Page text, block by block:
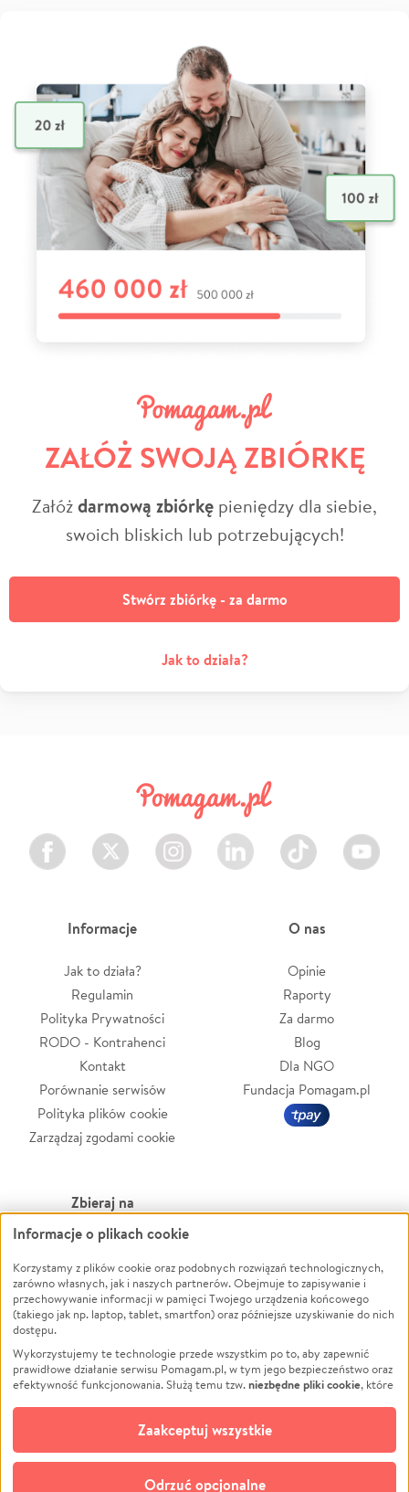
ZAŁÓŻ SWOJĄ ZBIÓRKĘ
Załóżdarmową zbiórkę pieniędzy dla siebie,
swoich bliskich lub potrzebujących!
Stwórz zbiórkę - za darmo
Jak to działa?
Facebook Twitter Instagram LinkedIn TikTok Youtube
Informacje
Jak to działa?
Regulamin
Polityka Prywatności
RODO - Kontrahenci
Kontakt
Porównanie serwisów
Polityka plików cookie
Zarządzaj zgodami cookie
O nas
Opinie
Raporty
Za darmo
Blog
Dla NGO
Fundacja Pomagam.pl
Zbieraj na
Leczenie
Zwierzęta
Pożar
Ukraina
Pomoc Finansowa
Projekty
Pogrzeb
Społeczność lokalna
Kultura
Powódź
Wichura
NGO
Edukacja
Podróż
Impreza
Ochrona środowiska
Biznes
Informacje o plikach cookie
Korzystamy z plików cookie oraz podobnych rozwiązań technologicznych,
zarówno własnych, jak i naszych partnerów. Obejmuje to zapisywanie i
przechowywanie informacji w pamięci Twojego urządzenia końcowego
(takiego jak np. laptop, tablet, smartfon) oraz późniejsze uzyskiwanie do nich
dostępu.
Wykorzystujemy te technologie przede wszystkim po to, aby zapewnić
prawidłowe działanie serwisu Pomagam.pl, w tym jego bezpieczeństwo oraz
efektywność funkcjonowania. Służą temu tzw.niezbędne pliki cookie, które
opcjonalnych plików cookie
technologii do celów analitycznych i retargetingowych. Możesz wyrazić
zgodę na ich stosowanie lub jej odmówić. W dowolnym momencie masz
możliwość zmiany swoich preferencji na stronie „Zarządzaj zgodami cookie”,
do której link znajdziesz w stopce serwisu Pomagam.pl. Opcjonalne pliki
Odrzuć opcjonalne
Zaakceptuj wszystkie